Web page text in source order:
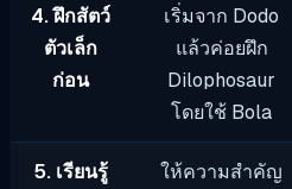
4. ฝึกสัตว์
ตัวเล็ก
ก่อน
เริ่มจาก Dodo
แล้วค่อยฝึก
Dilophosaur
โดยใช้ Bola
5. เรียนรู้
ให้ความสำคัญ